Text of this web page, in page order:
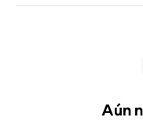
Aún